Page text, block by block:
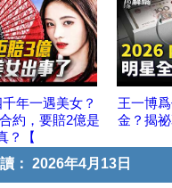
年一遇美女？
約，要賠2億是
？【
王一博
金？揭
： 2026年4月13日